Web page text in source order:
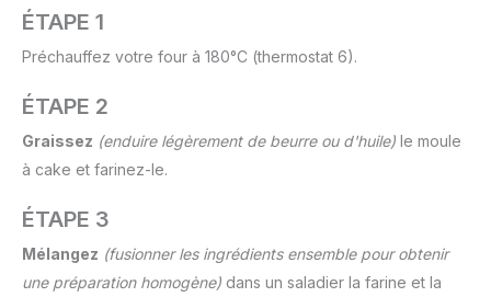
ÉTAPE 1
Préchauffez votre four à 180°C (thermostat 6).
ÉTAPE 2
Graissez (enduire légèrement de beurre ou d'huile) le moule
à cake et farinez-le.
ÉTAPE 3
Mélangez (fusionner les ingrédients ensemble pour obtenir
une préparation homogène) dans un saladier la farine et la